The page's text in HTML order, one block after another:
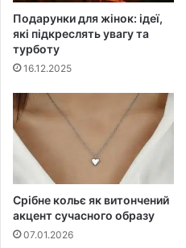
Подарунки для жінок: ідеї,
які підкреслять увагу та
турботу
16.12.2025
Срібне кольє як витончений
акцент сучасного образу
07.01.2026